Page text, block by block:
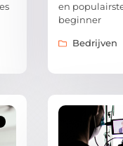
en
beginner
Bedrijven